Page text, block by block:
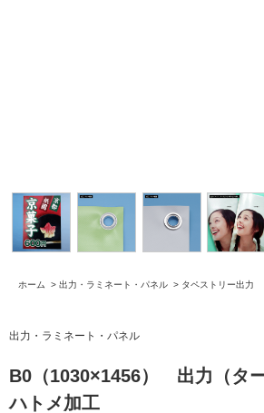
ホーム > 出力・ラミネート・パネル > タペストリー出力
出力・ラミネート・パネル
B0（1030×1456） 出力（タ
ハトメ加工